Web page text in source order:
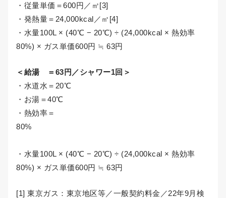
・従量単価＝600円／㎥[3]
・発熱量＝24,000kcal／㎥[4]
・水量100L × (40℃ − 20℃) ÷ (24,000kcal × 熱効率
80%) × ガス単価600円 ≒ 63円
＜給湯 ＝63円／シャワー1回＞
・水道水＝20℃
・お湯＝40℃
・熱効率＝
80%
・水量100L × (40℃ − 20℃) ÷ (24,000kcal × 熱効率
80%) × ガス単価600円 ≒ 63円
[1] 東京ガス：東京地区等／一般契約料金／22年9月検